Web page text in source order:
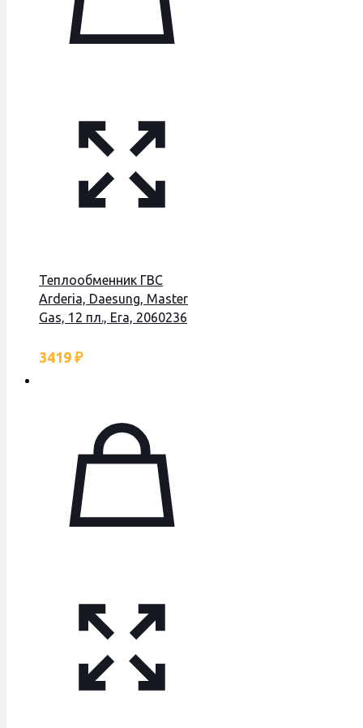
Теплообменник ГВС
Arderia, Daesung, Master
Gas, 12 пл., Era, 2060236
3419 ₽